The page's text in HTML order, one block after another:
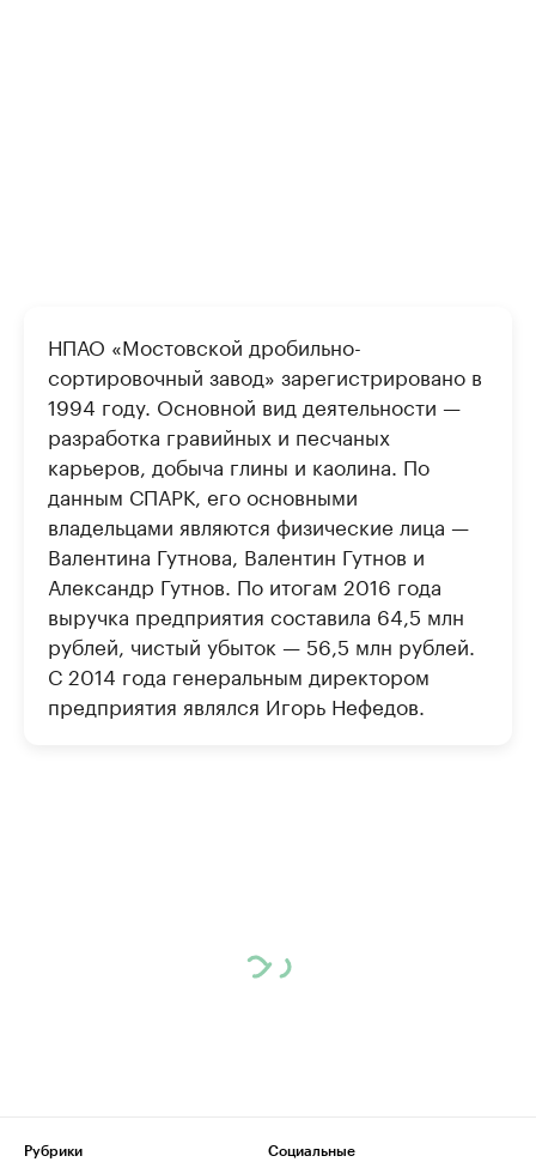
НПАО «Мостовской дробильно-
сортировочный завод» зарегистрировано в
1994 году. Основной вид деятельности —
разработка гравийных и песчаных
карьеров, добыча глины и каолина. По
данным СПАРК, его основными
владельцами являются физические лица —
Валентина Гутнова, Валентин Гутнов и
Александр Гутнов. По итогам 2016 года
выручка предприятия составила 64,5 млн
рублей, чистый убыток — 56,5 млн рублей.
С 2014 года генеральным директором
предприятия являлся Игорь Нефедов.
Рубрики
Социальные